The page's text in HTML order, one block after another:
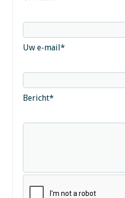
Uw e-mail*
Bericht*